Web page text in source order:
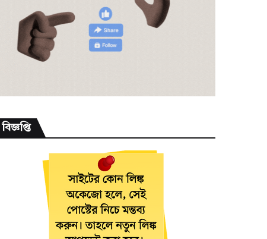
বিজ্ঞপ্তি